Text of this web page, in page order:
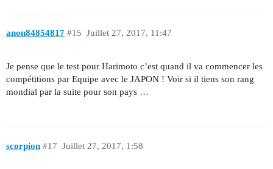
anon84854817 Juillet 27, 2017, 11:47
#15
Je pense que le test pour Harimoto c’est quand il va commencer les
compétitions par Equipe avec le JAPON ! Voir si il tiens son rang
mondial par la suite pour son pays …
scorpion Juillet 27, 2017, 1:58
#17